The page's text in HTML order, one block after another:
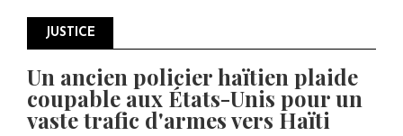
JUSTICE
Un ancien policier haïtien plaide
coupable aux États-Unis pour un
vaste trafic d'armes vers Haïti
Pagination